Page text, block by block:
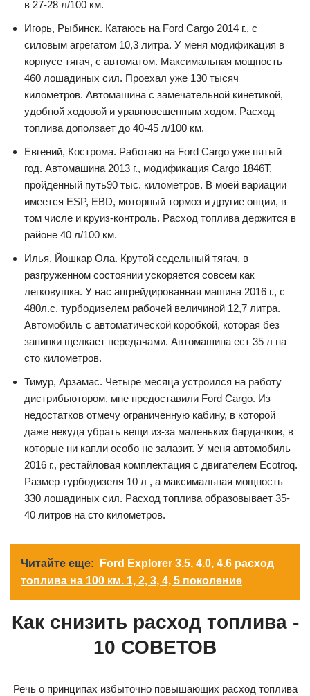
в 27-28 л/100 км.
Игорь, Рыбинск. Катаюсь на Ford Cargo 2014 г., с
силовым агрегатом 10,3 литра. У меня модификация в
корпусе тягач, с автоматом. Максимальная мощность –
460 лошадиных сил. Проехал уже 130 тысяч
километров. Автомашина с замечательной кинетикой,
удобной ходовой и уравновешенным ходом. Расход
топлива доползает до 40-45 л/100 км.
Евгений, Кострома. Работаю на Ford Cargo уже пятый
год. Автомашина 2013 г., модификация Cargo 1846T,
пройденный путь90 тыс. километров. В моей вариации
имеется ESP, EBD, моторный тормоз и другие опции, в
том числе и круиз-контроль. Расход топлива держится в
районе 40 л/100 км.
Илья, Йошкар Ола. Крутой седельный тягач, в
разгруженном состоянии ускоряется совсем как
легковушка. У нас апгрейдированная машина 2016 г., с
480л.с. турбодизелем рабочей величиной 12,7 литра.
Автомобиль с автоматической коробкой, которая без
запинки щелкает передачами. Автомашина ест 35 л на
сто километров.
Тимур, Арзамас. Четыре месяца устроился на работу
дистрибьютором, мне предоставили Ford Cargo. Из
недостатков отмечу ограниченную кабину, в которой
даже некуда убрать вещи из-за маленьких бардачков, в
которые ни капли особо не залазит. У меня автомобиль
2016 г., рестайловая комплектация с двигателем Ecotroq.
Размер турбодизеля 10 л , а максимальная мощность –
330 лошадиных сил. Расход топлива образовывает 35-
40 литров на сто километров.
Читайте еще:
Ford Explorer 3.5, 4.0, 4.6 расход
топлива на 100 км. 1, 2, 3, 4, 5 поколение
Как снизить расход топлива -
10 СОВЕТОВ
Речь о принципах избыточно повышающих расход топлива